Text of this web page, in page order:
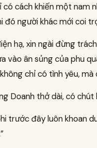
có cách khiến một nam
đó người khác mới coi
hạ, xin ngài đừng
vào ân sủng của phu
chỉ có tình yêu, mà
Doanh thở dài, có chút
trước đây luôn khoan